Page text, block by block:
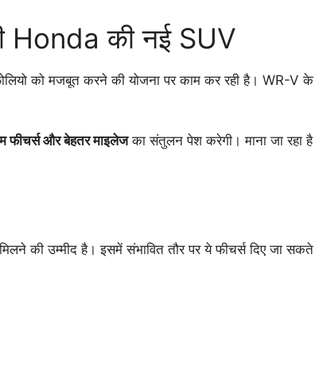
Honda की नई SUV
को मजबूत करने की योजना पर काम कर रही है। WR-
फीचर्स और बेहतर माइलेजका संतुलन पेश करेगी। माना जा रहा है
की उम्मीद है। इसमें संभावित तौर पर ये फीचर्स दिए जा